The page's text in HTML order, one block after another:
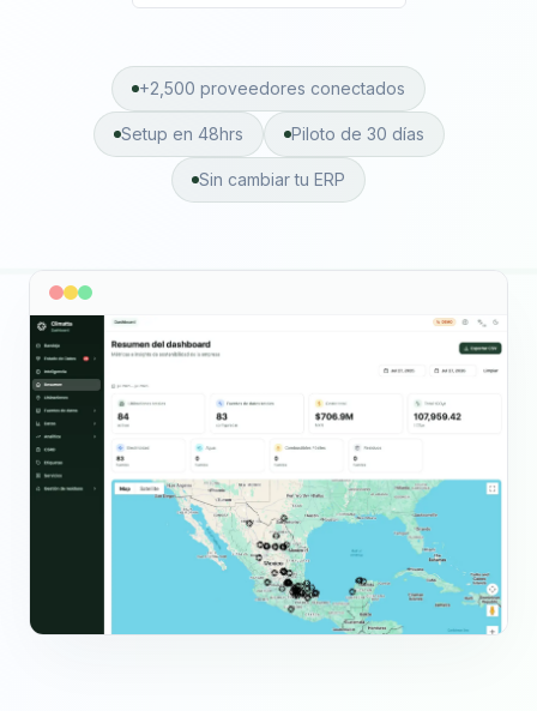
+2,500 proveedores conectados
Setup en 48hrs Piloto de 30 días
Sin cambiar tu ERP